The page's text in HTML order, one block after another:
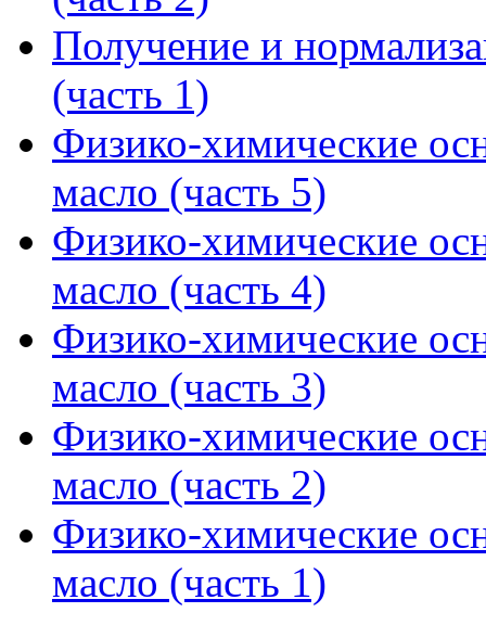
Получение и
(часть 1)
Физико-химические
масло (часть 5)
Физико-химические
масло (часть 4)
Физико-химические
масло (часть 3)
Физико-химические
масло (часть 2)
Физико-химические
масло (часть 1)